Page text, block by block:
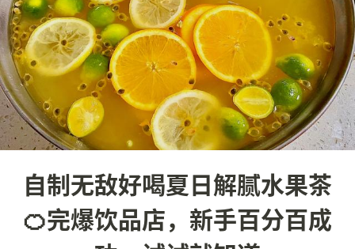
自制无敌好喝夏日解腻水果茶
🍊完爆饮品店，新手百分百成